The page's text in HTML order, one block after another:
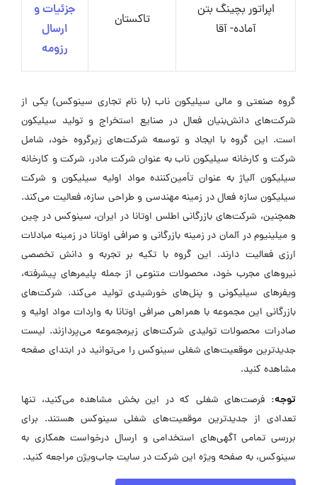
اپراتور بچینگ بتن
آماده- آقا
تاکستان
جزئیات و
ارسال
رزومه
گروه صنعتی و مالی سیلیکون ناب (با نام تجاری سینوکس) یکی از
شرکت‌های دانش‌بنیان فعال در صنایع استخراج و تولید سیلیکون
است. این گروه با ایجاد و توسعه شرکت‌های زیرگروه خود، شامل
شرکت و کارخانه سیلیکون ناب به عنوان شرکت مادر، شرکت و کارخانه
سیلیکون آلیاژ به عنوان تأمین‌کننده مواد اولیه سیلیکون و شرکت
سیلیکون سازه فعال در زمینه مهندسی و طراحی سازه، فعالیت می‌کند.
همچنین، شرکت‌های بازرگانی اطلس اوتانا در ایران، سینوکس در چین
و میلینیوم در آلمان در زمینه بازرگانی و صرافی اوتانا در زمینه مبادلات
ارزی فعالیت دارند. این گروه با تکیه بر تجربه و دانش تخصصی
نیروهای مجرب خود، محصولات متنوعی از جمله پلیمرهای پیشرفته،
ویفرهای سیلیکونی و پنل‌های خورشیدی تولید می‌کند. شرکت‌های
بازرگانی این مجموعه با همراهی صرافی اوتانا به واردات مواد اولیه و
صادرات محصولات تولیدی شرکت‌های زیرمجموعه می‌پردازند. لیست
جدیدترین موقعیت‌های شغلی سینوکس را می‌توانید در ابتدای صفحه
مشاهده کنید.
توجه: فرصت‌های شغلی که در این بخش مشاهده می‌کنید، تنها
تعدادی از جدیدترین موقعیت‌های شغلی سینوکس هستند. برای
بررسی تمامی آگهی‌های استخدامی و ارسال درخواست همکاری به
سینوکس، به صفحه ویژه این شرکت در سایت جاب‌ویژن مراجعه کنید.